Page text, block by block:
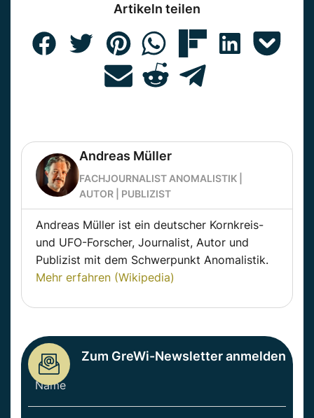
Artikeln teilen
Andreas Müller
FACHJOURNALIST ANOMALISTIK |
AUTOR | PUBLIZIST
Andreas Müller ist ein deutscher Kornkreis-
und UFO-Forscher, Journalist, Autor und
Publizist mit dem Schwerpunkt Anomalistik.
Mehr erfahren (Wikipedia)
Zum GreWi-Newsletter anmelden